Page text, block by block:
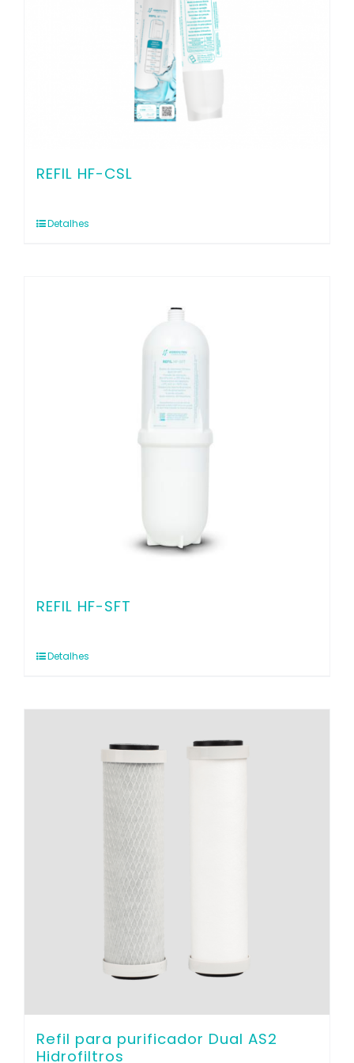
REFIL HF-CSL
Detalhes
REFIL HF-SFT
Detalhes
Refil para purificador Dual AS2
Hidrofiltros